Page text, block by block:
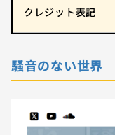
クレジット表記
騒音のない世界